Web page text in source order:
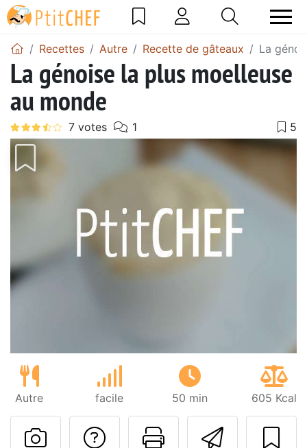
Recettes Autre Recette de gâteaux La
La génoise la plus moelleuse
au monde
Autre facile 50 min 605 Kcal
Imprimer
Poser une